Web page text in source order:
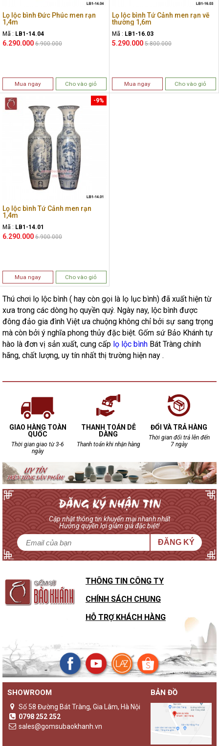
Lọ lộc bình Đức Phúc men rạn
1,4m
Mã : LB1-14.04
6.290.000 6.900.000
Mua ngay Cho vào giỏ
Lọ lộc bình Tứ Cảnh men rạn vẽ
thường 1,6m
Mã : LB1-16.03
5.290.000 5.800.000
Mua ngay Cho vào giỏ
Lọ lộc bình Tứ Cảnh men rạn
1,4m
Mã : LB1-14.01
6.290.000
-9%
6.900.000
Mua ngay Cho vào giỏ
Thú chơi lọ lộc bình ( hay còn gọi là lọ lục bình) đã xuất hiện từ
xưa trong các dòng họ quyền quý. Ngày nay, lộc bình được
đông đảo gia đình Việt ưa chuộng không chỉ bởi sự sang trọng
mà còn bởi ý nghĩa phong thủy đặc biệt. Gốm sứ Bảo Khánh tự
hào là đơn vị sản xuất, cung cấp lọ lộc bình Bát Tràng chính
hãng, chất lượng, uy tín nhất thị trường hiện nay .
GIAO HÀNG TOÀN
QUỐC
Thời gian giao từ 3-6
ngày
THANH TOÁN DỄ
DÀNG
Thanh toán khi nhận hàng
ĐỔI VÀ TRẢ HÀNG
Thời gian đổi trả lên đến
7 ngày
Cập nhật thông tin khuyến mại nhanh nhất
Hưởng quyền lợi giảm giá đặc biệt!
ĐĂNG KÝ
THÔNG TIN CÔNG TY
CHÍNH SÁCH CHUNG
HỖ TRỢ KHÁCH HÀNG
SHOWROOM
Số 58 Đường Bát Tràng, Gia Lâm, Hà Nội
0798 252 252
sales@gomsubaokhanh.vn
BẢN ĐỒ